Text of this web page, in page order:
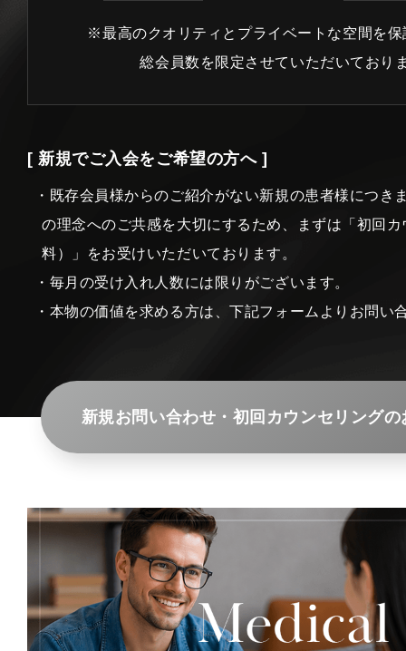
※最高のクオリティとプライベートな空間を保
総会員数を限定させていただいており
[ 新規でご入会をご希望の方へ ]
・既存会員様からのご紹介がない新規の患者様につき
の理念へのご共感を大切にするため、まずは「初回
料）」をお受けいただいております。
・毎月の受け入れ人数には限りがございます。
・本物の価値を求める方は、下記フォームよりお問い
新規お問い合わせ・初回カウンセリングの